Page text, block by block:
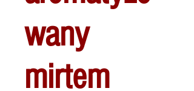
wany
mirtem